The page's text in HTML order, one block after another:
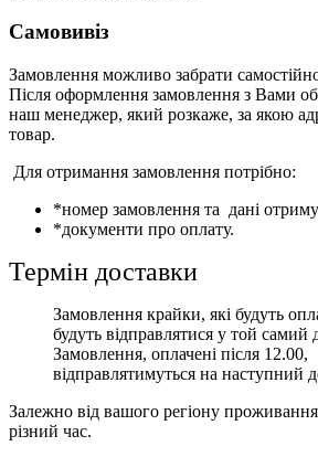
Самовивіз
Замовлення можливо забрати
Після оформлення замовлення з Вами
наш менеджер, який розкаже, за якою
товар.
Для отримання замовлення потрібно:
*номер замовлення та дані
*документи про оплату.
Термін доставки
Замовлення крайки, які будуть
будуть відправлятися у той самий
Замовлення, оплачені після 12.00,
відправлятимуться на наступний
Залежно від вашого регіону
різний час.